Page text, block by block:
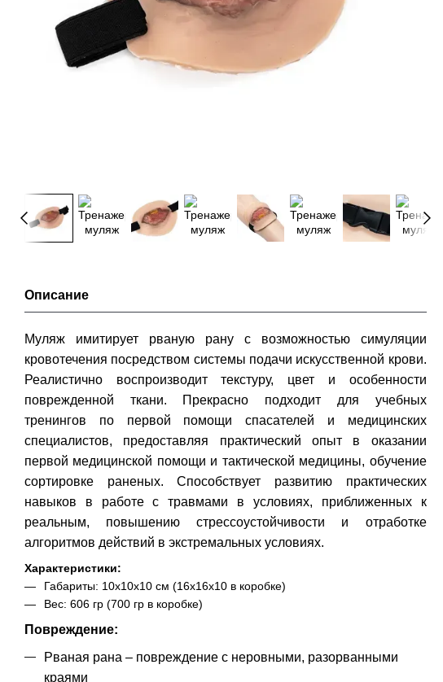
Описание
Муляж имитирует рваную рану с возможностью симуляции
кровотечения посредством системы подачи искусственной крови.
Реалистично воспроизводит текстуру, цвет и особенности
поврежденной ткани. Прекрасно подходит для учебных
тренингов по первой помощи спасателей и медицинских
специалистов, предоставляя практический опыт в оказании
первой медицинской помощи и тактической медицины, обучение
сортировке раненых. Способствует развитию практических
навыков в работе с травмами в условиях, приближенных к
реальным, повышению стрессоустойчивости и отработке
алгоритмов действий в экстремальных условиях.
Характеристики:
Габариты: 10х10х10 см (16х16х10 в коробке)
Вес: 606 гр (700 гр в коробке)
Повреждение:
Рваная рана – повреждение с неровными, разорванными
краями